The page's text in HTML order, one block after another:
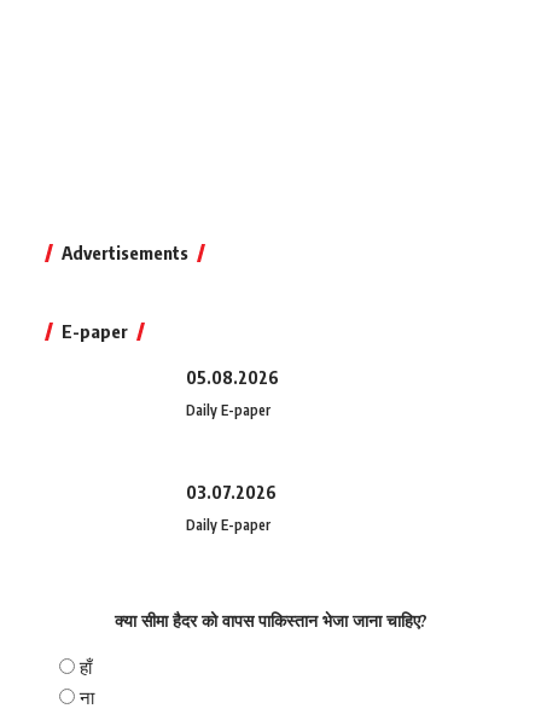
Advertisements
E-paper
05.08.2026
Daily E-paper
03.07.2026
Daily E-paper
क्या सीमा हैदर को वापस पाकिस्तान भेजा जाना चाहिए?
हाँ
ना